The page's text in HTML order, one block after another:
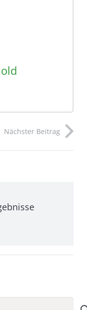
Nächster Beitrag